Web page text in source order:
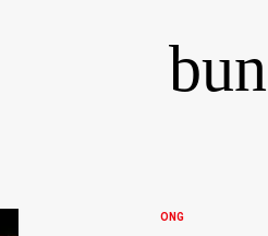
ONG